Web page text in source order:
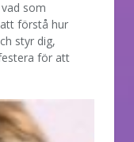
som
förstå hur
styr dig,
för att